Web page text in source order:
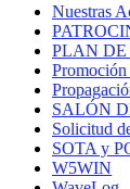
Nuestras
PLAN
SALÓN
Solicitud
SOTA y
W5WIN